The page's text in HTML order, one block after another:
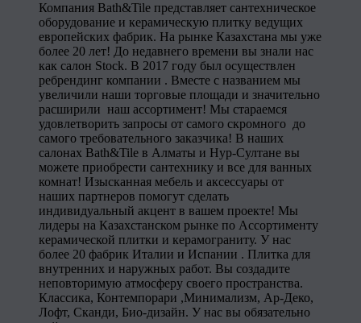
Компания Bath&Tile представляет сантехническое
оборудование и керамическую плитку ведущих
европейских фабрик. На рынке Казахстана мы уже
более 20 лет! До недавнего времени вы знали нас
как салон Stock. В 2017 году был осуществлен
ребрендинг компании . Вместе с названием мы
увеличили наши торговые площади и значительно
расширили наш ассортимент! Мы стараемся
удовлетворить запросы от самого скромного до
самого требовательного заказчика! В наших
салонах Bath&Tile в Алматы и Нур-Султане вы
можете приобрести сантехнику и все для ванных
комнат! Изысканная мебель и аксессуары от
наших партнеров помогут сделать
индивидуальный акцент в вашем проекте! Мы
лидеры на Казахстанском рынке по Ассортименту
керамической плитки и керамограниту. У нас
более 20 фабрик Италии и Испании . Плитка для
внутренних и наружных работ. Вы создадите
неповторимую атмосферу своего пространства.
Классика, Контемпорари ,Минимализм, Ар-Деко,
Лофт, Сканди, Био-дизайн. У нас вы обязательно